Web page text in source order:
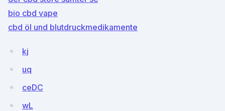
bio cbd vape
cbd öl und blutdruckmedikamente
kj
uq
ceDC
wL